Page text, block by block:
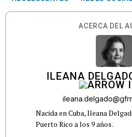
ACERCA DEL
ILEANA
Nacida en Cuba, Ileana
Puerto Rico a los 9 años.